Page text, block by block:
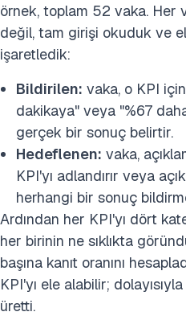
örnek, toplam 52 vaka. Her
değil, tam girişi okuduk ve
işaretledik:
Bildirilen: vaka, o KPI
dakikaya" veya "%67
gerçek bir sonuç belirtir.
Hedeflenen: vaka,
KPI'yı adlandırır veya
herhangi bir sonuç
Ardından her KPI'yı dört
her birinin ne sıklıkta
başına kanıt oranını
KPI'yı ele alabilir;
üretti.